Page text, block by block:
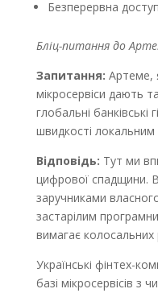
Безперервна
Бліц-питання до
Запитання: Артеме,
мікросервіси дають
глобальні банківські
швидкості локальним
Відповідь: Тут ми
цифрової спадщини.
заручниками
застарілим
вимагає колосальних
Українські фінтех-
базі мікросервісів